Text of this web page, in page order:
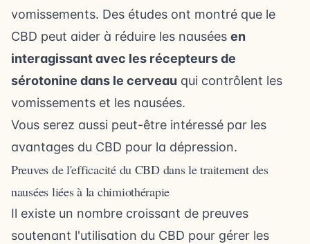
vomissements. Des études ont montré que le
CBD peut aider à réduire les nausées en
interagissant avec les récepteurs de
sérotonine dans le cerveau qui contrôlent les
vomissements et les nausées.
Vous serez aussi peut-être intéressé par les
avantages du CBD pour la dépression.
Preuves de l'efficacité du CBD dans le traitement des
nausées liées à la chimiothérapie
Il existe un nombre croissant de preuves
soutenant l'utilisation du CBD pour gérer les